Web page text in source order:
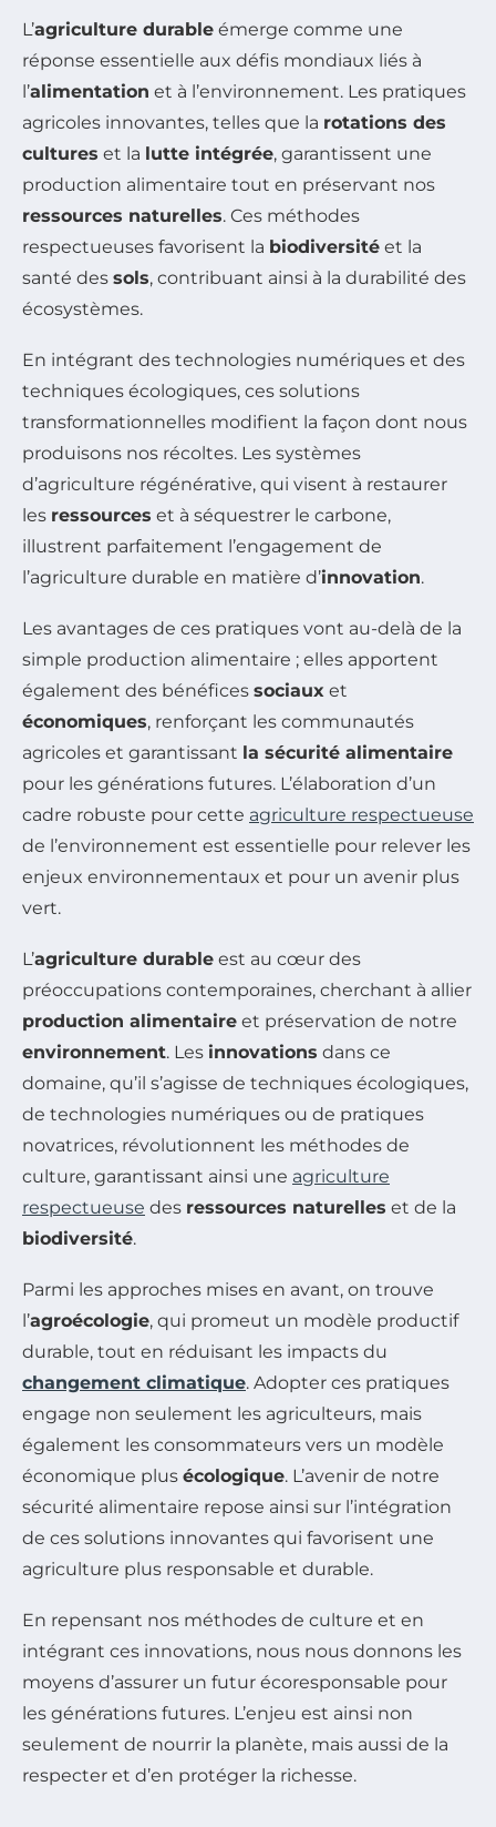
L’agriculture durable émerge comme une
réponse essentielle aux défis mondiaux liés à
l’alimentation et à l’environnement. Les pratiques
agricoles innovantes, telles que la rotations des
cultures et la lutte intégrée, garantissent une
production alimentaire tout en préservant nos
ressources naturelles. Ces méthodes
respectueuses favorisent la biodiversité et la
santé des sols, contribuant ainsi à la durabilité des
écosystèmes.
En intégrant des technologies numériques et des
techniques écologiques, ces solutions
transformationnelles modifient la façon dont nous
produisons nos récoltes. Les systèmes
d’agriculture régénérative, qui visent à restaurer
les ressources et à séquestrer le carbone,
illustrent parfaitement l’engagement de
l’agriculture durable en matière d’innovation.
Les avantages de ces pratiques vont au-delà de la
simple production alimentaire ; elles apportent
également des bénéfices sociaux et
économiques, renforçant les communautés
agricoles et garantissant la sécurité alimentaire
pour les générations futures. L’élaboration d’un
cadre robuste pour cette agriculture respectueuse
de l’environnement est essentielle pour relever les
enjeux environnementaux et pour un avenir plus
vert.
L’agriculture durable est au cœur des
préoccupations contemporaines, cherchant à allier
production alimentaire et préservation de notre
environnement. Les innovations dans ce
domaine, qu’il s’agisse de techniques écologiques,
de technologies numériques ou de pratiques
novatrices, révolutionnent les méthodes de
culture, garantissant ainsi une agriculture
respectueuse des ressources naturelles et de la
biodiversité.
Parmi les approches mises en avant, on trouve
l’agroécologie, qui promeut un modèle productif
durable, tout en réduisant les impacts du
changement climatique. Adopter ces pratiques
engage non seulement les agriculteurs, mais
également les consommateurs vers un modèle
économique plus écologique. L’avenir de notre
sécurité alimentaire repose ainsi sur l’intégration
de ces solutions innovantes qui favorisent une
agriculture plus responsable et durable.
En repensant nos méthodes de culture et en
intégrant ces innovations, nous nous donnons les
moyens d’assurer un futur écoresponsable pour
les générations futures. L’enjeu est ainsi non
seulement de nourrir la planète, mais aussi de la
respecter et d’en protéger la richesse.